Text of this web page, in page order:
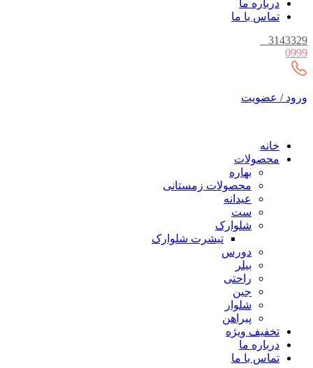
درباره ما
تماس با ما
3143329
0999
ورود / عضویت
خانه
محصولات
بهاره
محصولات زمستانی
عیدانه
ست
شلوارک
تیشرت شلوارک
دورس
بیلر
راحتی
جین
شلوار
پیراهن
تخفیف ویژه
درباره ما
تماس با ما